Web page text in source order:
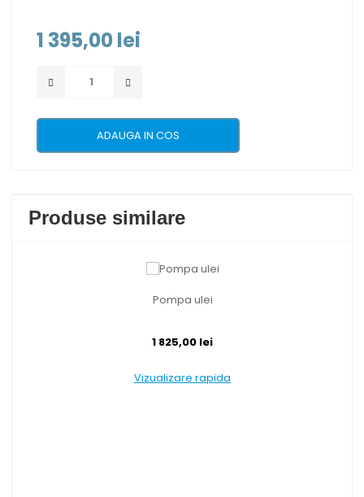
1 395,00 lei
ADAUGA IN COS
Produse similare
Pompa ulei
1 825,00 lei
Vizualizare rapida